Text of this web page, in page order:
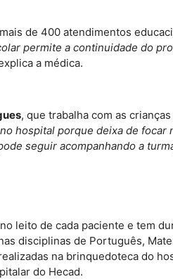
de 400 atendimentos
permite a continuidade do
a médica.
, que trabalha com as
hospital porque deixa de
seguir acompanhando a
leito de cada paciente e tem
disciplinas de Português,
na brinquedoteca do
do Hecad.